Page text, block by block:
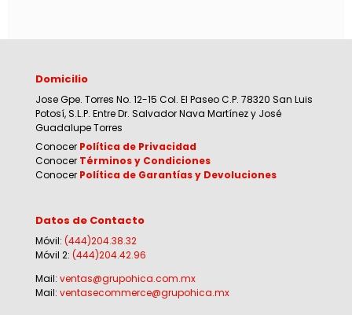
Domicilio
Jose Gpe. Torres No. 12-15 Col. El Paseo C.P. 78320 San Luis
Potosí, S.L.P. Entre Dr. Salvador Nava Martínez y José
Guadalupe Torres
Conocer Política de Privacidad
Conocer Términos y Condiciones
Conocer Política de Garantías y Devoluciones
Datos de Contacto
Móvil: (444)204.38.32
Móvil 2: (444)204.42.96
Mail: ventas@grupohica.com.mx
Mail: ventasecommerce@grupohica.mx